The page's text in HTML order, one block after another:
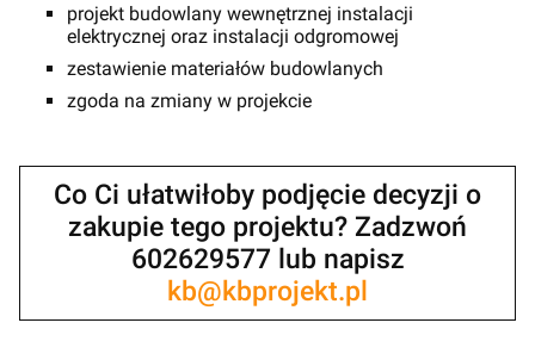
projekt budowlany wewnętrznej instalacji
elektrycznej oraz instalacji odgromowej
zestawienie materiałów budowlanych
zgoda na zmiany w projekcie
Co Ci ułatwiłoby podjęcie decyzji o
zakupie tego projektu? Zadzwoń
602629577 lub napisz
kb@kbprojekt.pl